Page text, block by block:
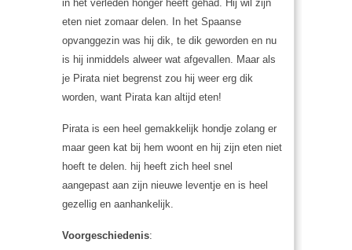
in het verleden honger heeft gehad. Hij wil zijn
eten niet zomaar delen. In het Spaanse
opvanggezin was hij dik, te dik geworden en nu
is hij inmiddels alweer wat afgevallen. Maar als
je Pirata niet begrenst zou hij weer erg dik
worden, want Pirata kan altijd eten!
Pirata is een heel gemakkelijk hondje zolang er
maar geen kat bij hem woont en hij zijn eten niet
hoeft te delen. hij heeft zich heel snel
aangepast aan zijn nieuwe leventje en is heel
gezellig en aanhankelijk.
Voorgeschiedenis: